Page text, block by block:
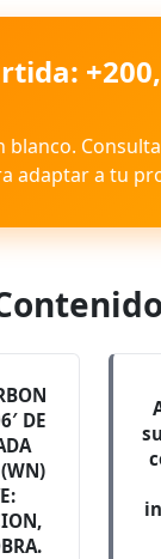
blanco.
adaptar a tu
DE